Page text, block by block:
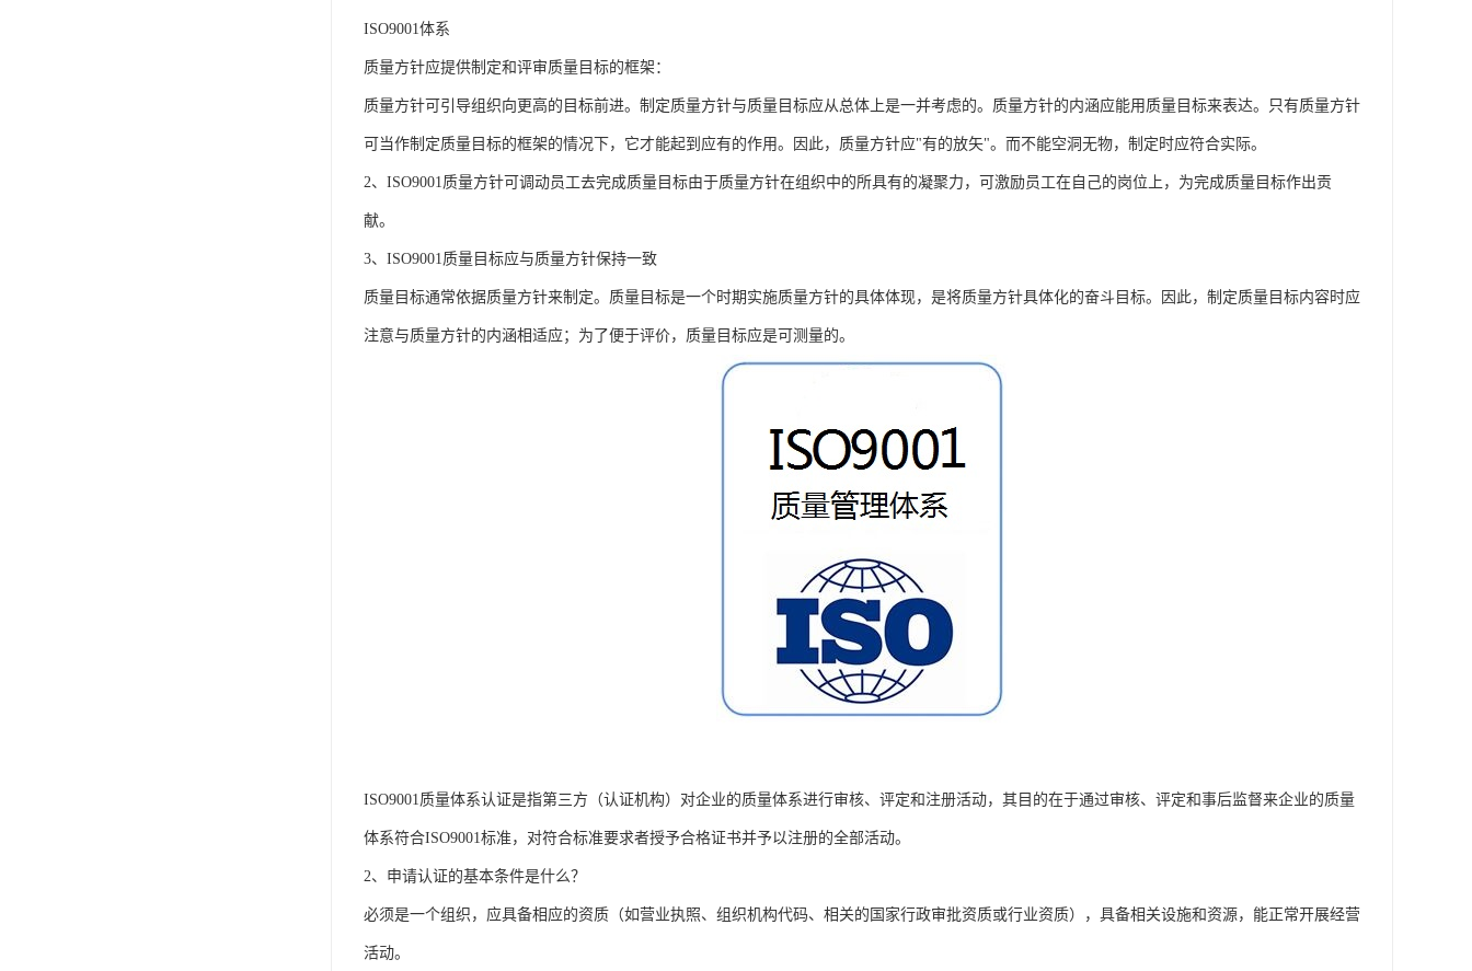
ISO9001体系
质量方针应提供制定和评审质量目标的框架：
质量方针可引导组织向更高的目标前进。制定质量方针与质量目标应从总体上是一并考虑的。质量方针的内涵应能用质量目标来表达。只有质量方针
可当作制定质量目标的框架的情况下，它才能起到应有的作用。因此，质量方针应"有的放矢"。而不能空洞无物，制定时应符合实际。
2、ISO9001质量方针可调动员工去完成质量目标由于质量方针在组织中的所具有的凝聚力，可激励员工在自己的岗位上，为完成质量目标作出贡
献。
3、ISO9001质量目标应与质量方针保持一致
质量目标通常依据质量方针来制定。质量目标是一个时期实施质量方针的具体体现，是将质量方针具体化的奋斗目标。因此，制定质量目标内容时应
注意与质量方针的内涵相适应；为了便于评价，质量目标应是可测量的。
ISO9001质量体系认证是指第三方（认证机构）对企业的质量体系进行审核、评定和注册活动，其目的在于通过审核、评定和事后监督来企业的质量
体系符合ISO9001标准，对符合标准要求者授予合格证书并予以注册的全部活动。
2、申请认证的基本条件是什么？
必须是一个组织，应具备相应的资质（如营业执照、组织机构代码、相关的国家行政审批资质或行业资质），具备相关设施和资源，能正常开展经营
活动。